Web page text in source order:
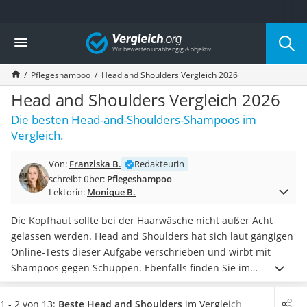
Die beliebtesten Vergleiche nach Kategorie
Drogerie
Inhalator
Haarschneider
Rollator
Braun Rasierer
Katzenklappe (Chip)
Rasierer
Massagepistole
Epilierer
Eiweißpulver
Magnesiumpräparat
Katzenklappe
Nackenmassagegerät
Zeckenschutz Katze
leichter Haartrockner
Vergleich
Pflegeshampoo Head and Shoulders Vergleich 2026
Head and Shoulders Vergleich 2026
Die besten Head-and-Shoulders-Shampoos im
Vergleich.
Von: Franziska B.
Redakteurin
schreibt über: Pflegeshampoo
Lektorin: Monique B.
Die Kopfhaut sollte bei der Haarwäsche nicht außer Acht
gelassen werden. Head and Shoulders hat sich laut gängigen
Online-Tests dieser Aufgabe verschrieben und wirbt mit
Shampoos gegen Schuppen. Ebenfalls finden Sie im
Produktsortiment des HerstellersShampoo für fettiges Haar
und juckende Kopfhaut. Wählen Sie jetzt aus unserer
1 - 2 von 13: Beste Head and Shoulders im Vergleich